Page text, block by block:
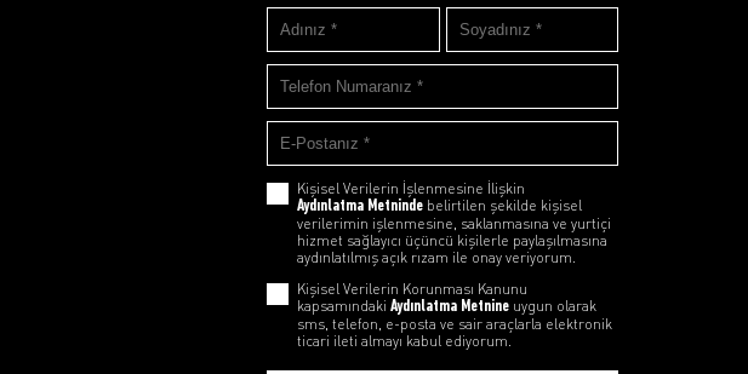
Kişisel Verilerin İşlenmesine İlişkin
Aydınlatma Metninde belirtilen şekilde kişisel
verilerimin işlenmesine, saklanmasına ve yurtiçi
hizmet sağlayıcı üçüncü kişilerle paylaşılmasına
aydınlatılmış açık rızam ile onay veriyorum.
Kişisel Verilerin Korunması Kanunu
kapsamındaki Aydınlatma Metnine uygun olarak
sms, telefon, e-posta ve sair araçlarla elektronik
ticari ileti almayı kabul ediyorum.